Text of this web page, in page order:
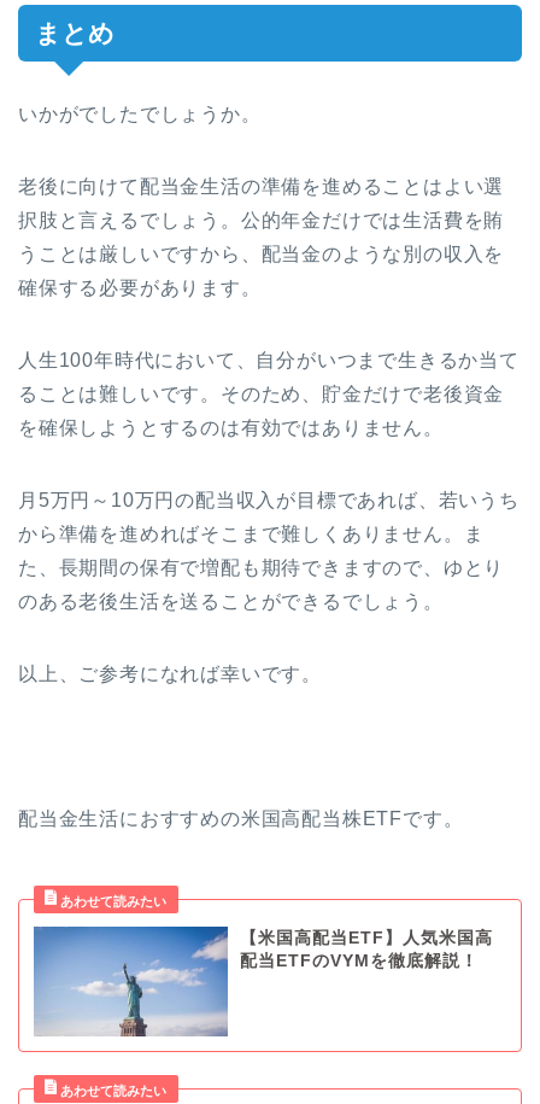
まとめ
いかがでしたでしょうか。
老後に向けて配当金生活の準備を進めることはよい選
択肢と言えるでしょう。公的年金だけでは生活費を賄
うことは厳しいですから、配当金のような別の収入を
確保する必要があります。
人生100年時代において、自分がいつまで生きるか当て
ることは難しいです。そのため、貯金だけで老後資金
を確保しようとするのは有効ではありません。
月5万円～10万円の配当収入が目標であれば、若いうち
から準備を進めればそこまで難しくありません。ま
た、長期間の保有で増配も期待できますので、ゆとり
のある老後生活を送ることができるでしょう。
以上、ご参考になれば幸いです。
配当金生活におすすめの米国高配当株ETFです。
【米国高配当ETF】人気米国高
配当ETFのVYMを徹底解説！